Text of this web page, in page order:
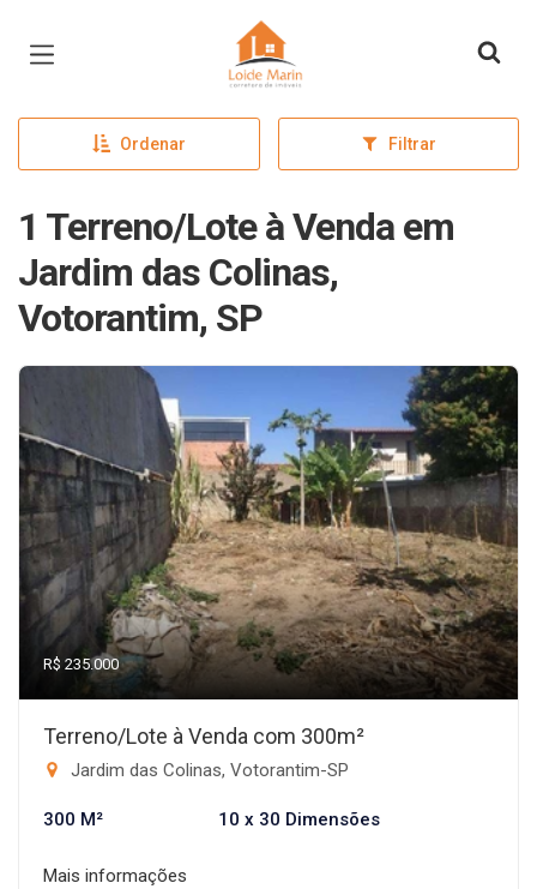
Página inicial
Ordenar Filtrar
1 Terreno/Lote à Venda em
Jardim das Colinas,
Votorantim, SP
R$ 235.000
Terreno/Lote à Venda com 300m²
Jardim das Colinas, Votorantim-SP
300 M² 10 x 30 Dimensões
Mais informações